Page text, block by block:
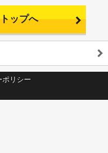
ップへ
ポリシー